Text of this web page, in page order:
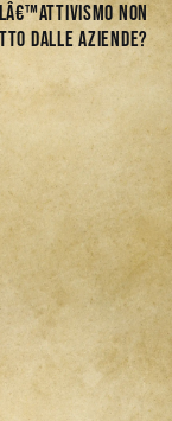
NON
DALLE AZIENDE?